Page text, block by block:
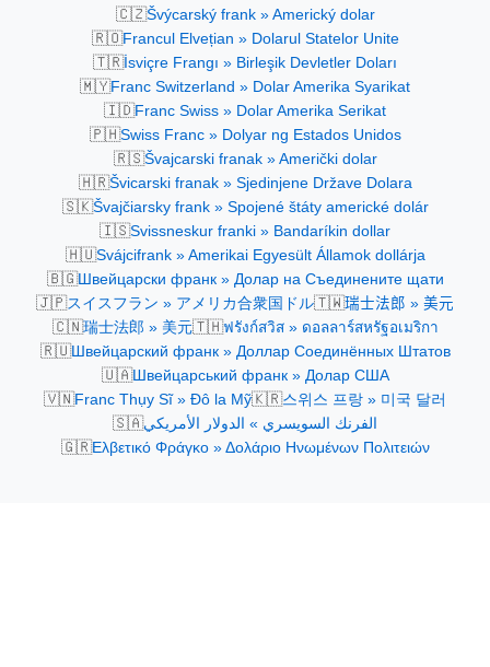
🇨🇿Švýcarský frank » Americký dolar
🇷🇴Francul Elvețian » Dolarul Statelor Unite
🇹🇷İsviçre Frangı » Birleşik Devletler Doları
🇲🇾Franc Switzerland » Dolar Amerika Syarikat
🇮🇩Franc Swiss » Dolar Amerika Serikat
🇵🇭Swiss Franc » Dolyar ng Estados Unidos
🇷🇸Švajcarski franak » Američki dolar
🇭🇷Švicarski franak » Sjedinjene Države Dolara
🇸🇰Švajčiarsky frank » Spojené štáty americké dolár
🇮🇸Svissneskur franki » Bandaríkin dollar
🇭🇺Svájcifrank » Amerikai Egyesült Államok dollárja
🇧🇬Швейцарски франк » Долар на Съединените щати
🇯🇵スイスフラン » アメリカ合衆国ドル🇹🇼瑞士法郎 » 美元
🇨🇳瑞士法郎 » 美元🇹🇭ฟรังก์สวิส » ดอลลาร์สหรัฐอเมริกา
🇷🇺Швейцарский франк » Доллар Соединённых Штатов
🇺🇦Швейцарський франк » Долар США
🇻🇳Franc Thụy Sĩ » Đô la Mỹ🇰🇷스위스 프랑 » 미국 달러
🇸🇦الفرنك السويسري » الدولار الأمريكي
🇬🇷Ελβετικό Φράγκο » Δολάριο Ηνωμένων Πολιτειών